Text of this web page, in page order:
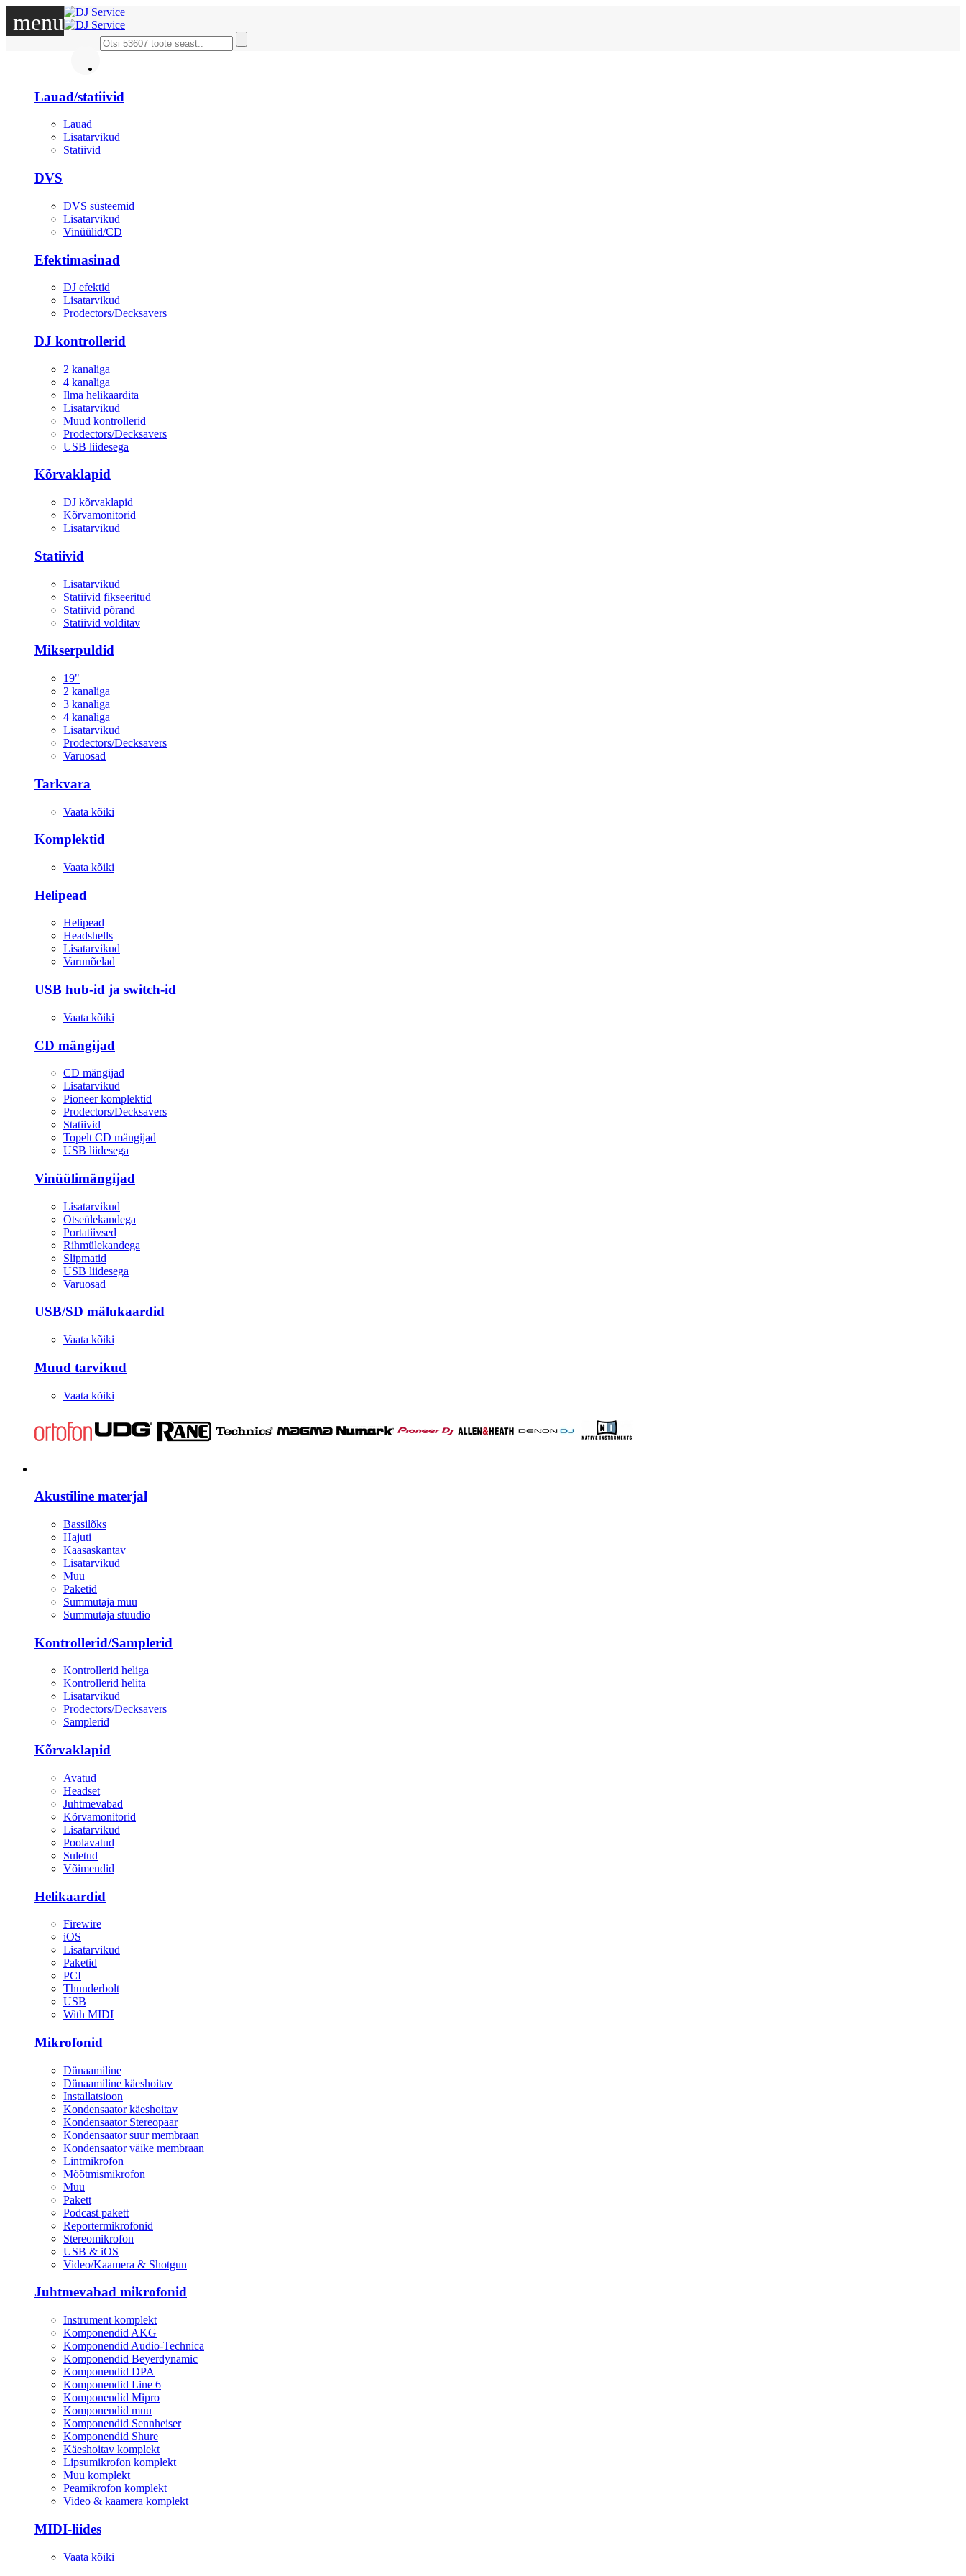
menu
Lauad/statiivid
Lauad
Lisatarvikud
Statiivid
DVS
DVS süsteemid
Lisatarvikud
Vinüülid/CD
Efektimasinad
DJ efektid
Lisatarvikud
Prodectors/Decksavers
DJ kontrollerid
2 kanaliga
4 kanaliga
Ilma helikaardita
Lisatarvikud
Muud kontrollerid
Prodectors/Decksavers
USB liidesega
Kõrvaklapid
DJ kõrvaklapid
Kõrvamonitorid
Lisatarvikud
Statiivid
Lisatarvikud
Statiivid fikseeritud
Statiivid põrand
Statiivid volditav
Mikserpuldid
19"
2 kanaliga
3 kanaliga
4 kanaliga
Lisatarvikud
Prodectors/Decksavers
Varuosad
Tarkvara
Vaata kõiki
Komplektid
Vaata kõiki
Helipead
Helipead
Headshells
Lisatarvikud
Varunõelad
USB hub-id ja switch-id
Vaata kõiki
CD mängijad
CD mängijad
Lisatarvikud
Pioneer komplektid
Prodectors/Decksavers
Statiivid
Topelt CD mängijad
USB liidesega
Vinüülimängijad
Lisatarvikud
Otseülekandega
Portatiivsed
Rihmülekandega
Slipmatid
USB liidesega
Varuosad
USB/SD mälukaardid
Vaata kõiki
Muud tarvikud
Vaata kõiki
Akustiline materjal
Bassilõks
Hajuti
Kaasaskantav
Lisatarvikud
Muu
Paketid
Summutaja muu
Summutaja stuudio
Kontrollerid/Samplerid
Kontrollerid heliga
Kontrollerid helita
Lisatarvikud
Prodectors/Decksavers
Samplerid
Kõrvaklapid
Avatud
Headset
Juhtmevabad
Kõrvamonitorid
Lisatarvikud
Poolavatud
Suletud
Võimendid
Helikaardid
Firewire
iOS
Lisatarvikud
Paketid
PCI
Thunderbolt
USB
With MIDI
Mikrofonid
Dünaamiline
Dünaamiline käeshoitav
Installatsioon
Kondensaator käeshoitav
Kondensaator Stereopaar
Kondensaator suur membraan
Kondensaator väike membraan
Lintmikrofon
Mõõtmismikrofon
Muu
Pakett
Podcast pakett
Reportermikrofonid
Stereomikrofon
USB & iOS
Video/Kaamera & Shotgun
Juhtmevabad mikrofonid
Instrument komplekt
Komponendid AKG
Komponendid Audio-Technica
Komponendid Beyerdynamic
Komponendid DPA
Komponendid Line 6
Komponendid Mipro
Komponendid muu
Komponendid Sennheiser
Komponendid Shure
Käeshoitav komplekt
Lipsumikrofon komplekt
Muu komplekt
Peamikrofon komplekt
Video & kaamera komplekt
MIDI-liides
Vaata kõiki